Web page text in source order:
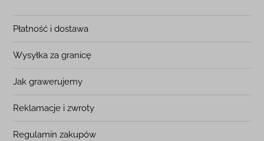
Płatność i dostawa
Wysyłka za granicę
Jak grawerujemy
Reklamacje i zwroty
Regulamin zakupów